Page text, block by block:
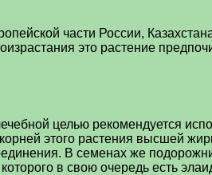
части России,
это растение
целью рекомендуется
этого растения высшей
В семенах же
в свою очередь есть